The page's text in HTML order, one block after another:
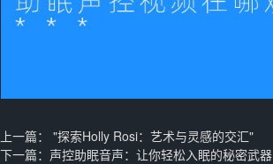
上一篇：
"探索Holly Rosi：艺术与灵感的交汇"
下一篇： 声控助眠音声：让你轻松入眠的秘密武器